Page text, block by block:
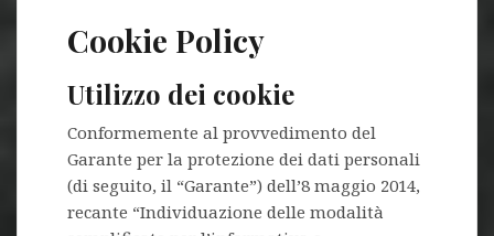
Cookie Policy
Utilizzo dei cookie
Conformemente al provvedimento del
Garante per la protezione dei dati personali
(di seguito, il “Garante”) dell’8 maggio 2014,
recante “Individuazione delle modalità